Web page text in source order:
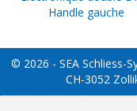
Handle gauche
© 2026 - SEA Schliess-
CH-3052